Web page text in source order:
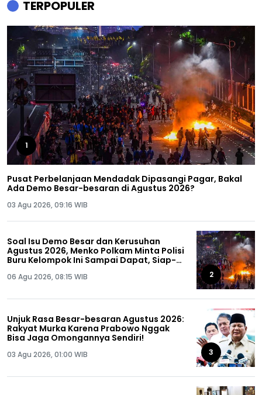
TERPOPULER
1
Pusat Perbelanjaan Mendadak Dipasangi Pagar, Bakal
Ada Demo Besar-besaran di Agustus 2026?
03 Agu 2026, 09:16 WIB
Soal Isu Demo Besar dan Kerusuhan
Agustus 2026, Menko Polkam Minta Polisi
Buru Kelompok Ini Sampai Dapat, Siap-
06 Agu 2026, 08:15 WIB 2
Unjuk Rasa Besar-besaran Agustus 2026:
Rakyat Murka Karena Prabowo Nggak
Bisa Jaga Omongannya Sendiri!
03 Agu 2026, 01:00 WIB 3